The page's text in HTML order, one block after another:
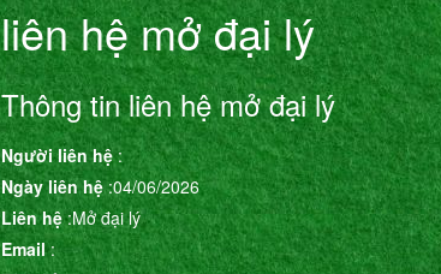
liên hệ mở đại lý
Thông tin liên hệ mở đại lý
Người liên hệ:
Ngày liên hệ:04/06/2026
Liên hệ:Mở đại lý
Email: